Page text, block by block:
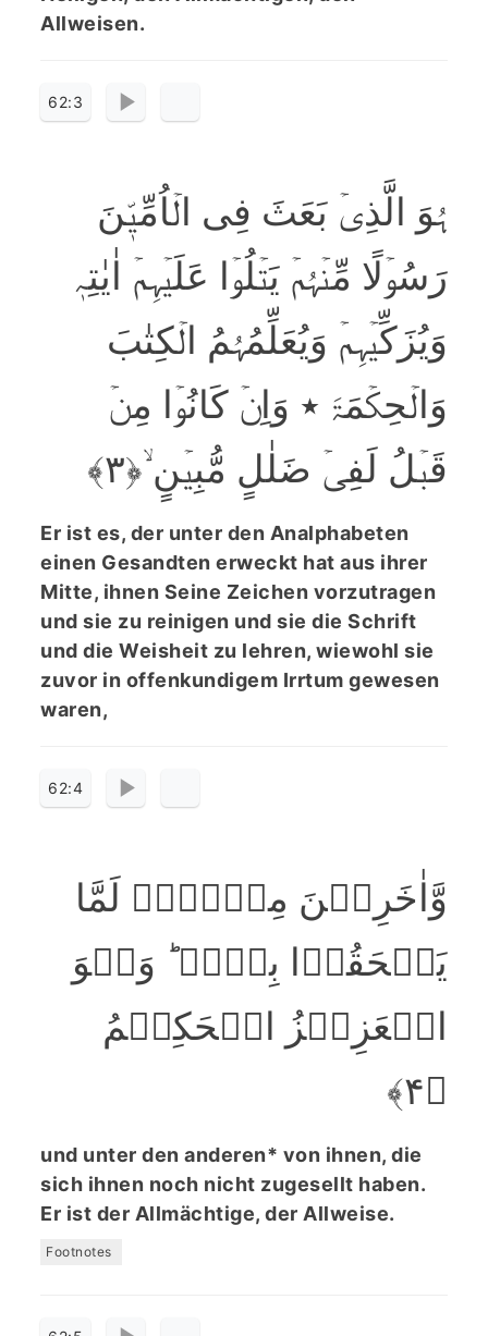
Allweisen.
62:3
ہُوَ الَّذِیۡ بَعَثَ فِی الۡاُمِّیّٖنَ
رَسُوۡلًا مِّنۡہُمۡ یَتۡلُوۡا عَلَیۡہِمۡ اٰیٰتِہٖ
وَیُزَکِّیۡہِمۡ وَیُعَلِّمُہُمُ الۡکِتٰبَ
وَالۡحِکۡمَۃَ ٭ وَاِنۡ کَانُوۡا مِنۡ
قَبۡلُ لَفِیۡ ضَلٰلٍ مُّبِیۡنٍ ۙ﴿۳﴾
Er ist es, der unter den Analphabeten
einen Gesandten erweckt hat aus ihrer
Mitte, ihnen Seine Zeichen vorzutragen
und sie zu reinigen und sie die Schrift
und die Weisheit zu lehren, wiewohl sie
zuvor in offenkundigem Irrtum gewesen
waren,
62:4
وَّاٰخَرِیۡنَ مِنۡہُمۡ لَمَّا
یَلۡحَقُوۡا بِہِمۡ ؕ وَہُوَ
الۡعَزِیۡزُ الۡحَکِیۡمُ
﴿۴﴾
und unter den anderen* von ihnen, die
sich ihnen noch nicht zugesellt haben.
Er ist der Allmächtige, der Allweise.
Footnotes